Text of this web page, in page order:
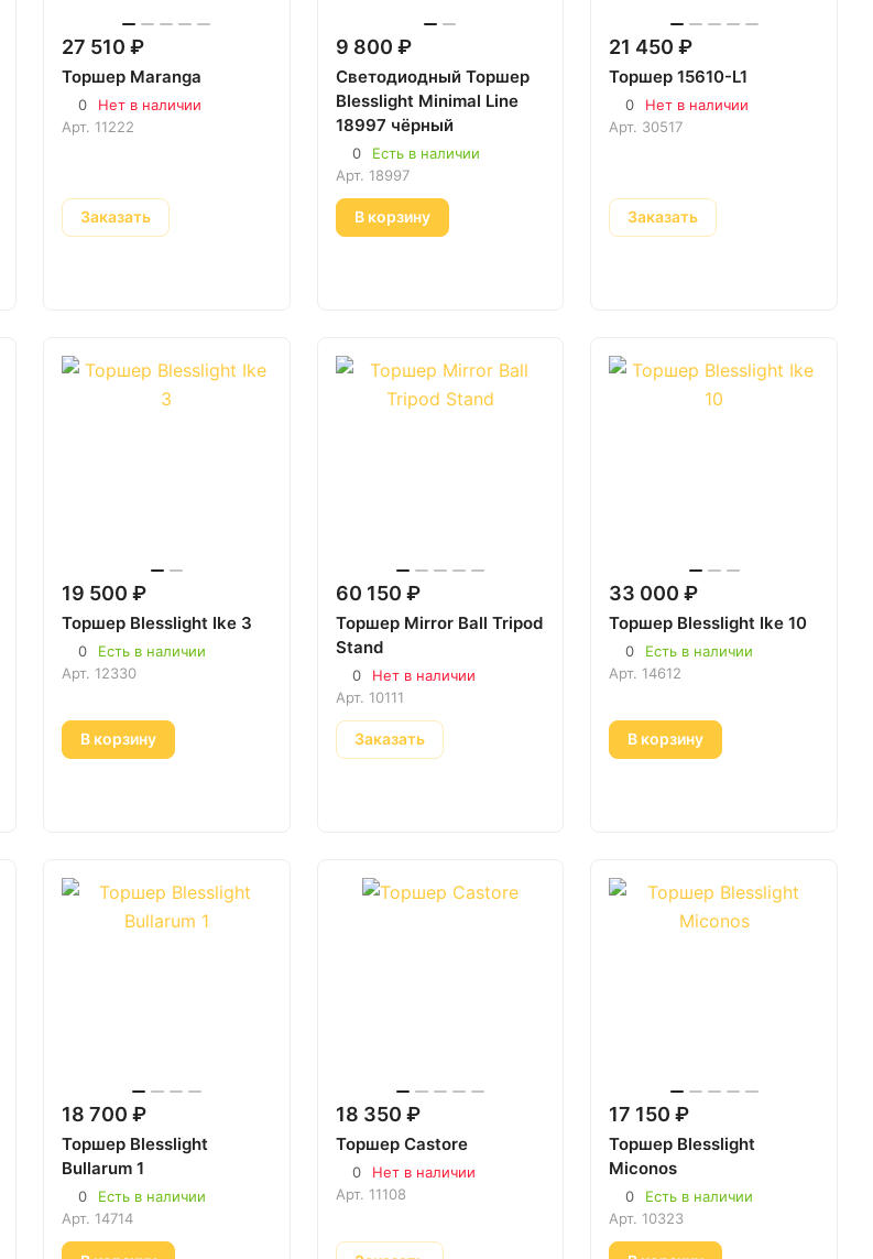
27 510 ₽
Торшер Maranga
0
Нет в наличии
Арт. 11222
Заказать
9 800 ₽
Светодиодный Торшер
Blesslight Minimal Line
18997 чёрный
0
Есть в наличии
Арт. 18997
В корзину
21 450 ₽
Торшер 15610-L1
0
Нет в наличии
Арт. 30517
Заказать
19 500 ₽
Торшер Blesslight Ike 3
0
Есть в наличии
Арт. 12330
В корзину
60 150 ₽
Торшер Mirror Ball Tripod
Stand
0
Нет в наличии
Арт. 10111
Заказать
33 000 ₽
Торшер Blesslight Ike 10
0
Есть в наличии
Арт. 14612
В корзину
18 700 ₽
Торшер Blesslight
Bullarum 1
0
Есть в наличии
Арт. 14714
18 350 ₽
Торшер Castore
0
Нет в наличии
Арт. 11108
17 150 ₽
Торшер Blesslight
Miconos
0
Есть в наличии
Арт. 10323